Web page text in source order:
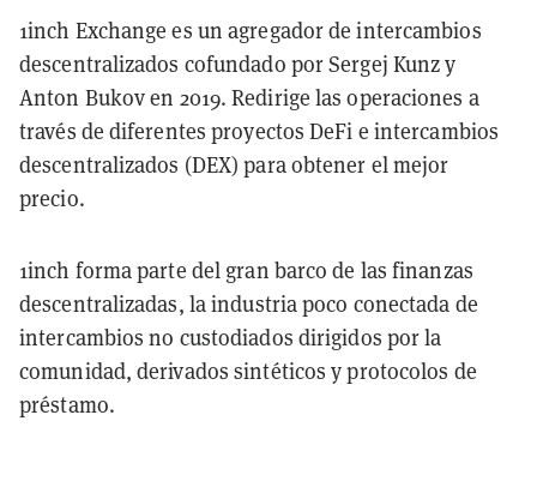
1inch Exchange es un agregador de intercambios
descentralizados cofundado por Sergej Kunz y
Anton Bukov en 2019. Redirige las operaciones a
través de diferentes proyectos DeFi e intercambios
descentralizados (DEX) para obtener el mejor
precio.
1inch forma parte del gran barco de las finanzas
descentralizadas, la industria poco conectada de
intercambios no custodiados dirigidos por la
comunidad, derivados sintéticos y protocolos de
préstamo.